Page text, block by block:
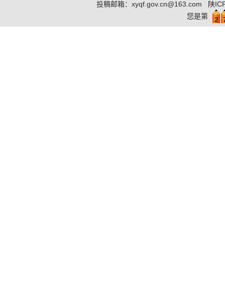
投稿邮箱： xyqf.gov.cn@163.com
陕
您是第